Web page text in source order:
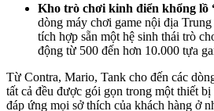
Kho trò chơi kinh điển khổng lồ
dòng máy chơi game nội địa
tích hợp sẵn một hệ sinh thái trò
động từ 500 đến hơn 10.000 tựa
Từ Contra, Mario, Tank cho đến các
tất cả đều được gói gọn trong một thiết
đáp ứng mọi sở thích của khách hàng ở